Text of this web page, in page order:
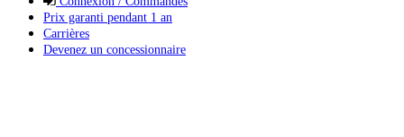
Prix garanti pendant 1 an
Carrières
Devenez un concessionnaire